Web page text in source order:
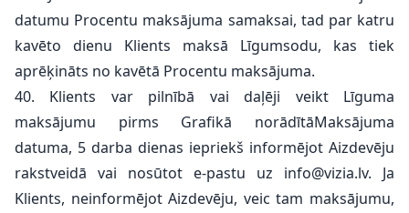
datumu Procentu maksājuma samaksai, tad par katru
kavēto dienu Klients maksā Līgumsodu, kas tiek
aprēķināts no kavētā Procentu maksājuma.
40. Klients var pilnībā vai daļēji veikt Līguma
maksājumu pirms Grafikā norādītāMaksājuma
datuma, 5 darba dienas iepriekš informējot Aizdevēju
rakstveidā vai nosūtot e-pastu uz info@vizia.lv. Ja
Klients, neinformējot Aizdevēju, veic tam maksājumu,